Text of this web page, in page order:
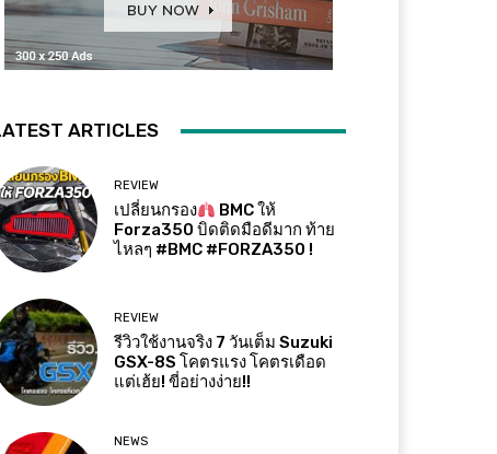
ARTICLES
REVIEW
เปลี่ยนกรอง
BMC ให้
Forza350 บิดติดมือดีมาก ท้าย
ไหลๆ #BMC #FORZA350 !
REVIEW
รีวิวใช้งานจริง 7 วันเต็ม Suzuki
GSX-8S โคตรแรง โคตรเดือด
แต่เฮ้ย! ขี่อย่างง่าย!!
NEWS